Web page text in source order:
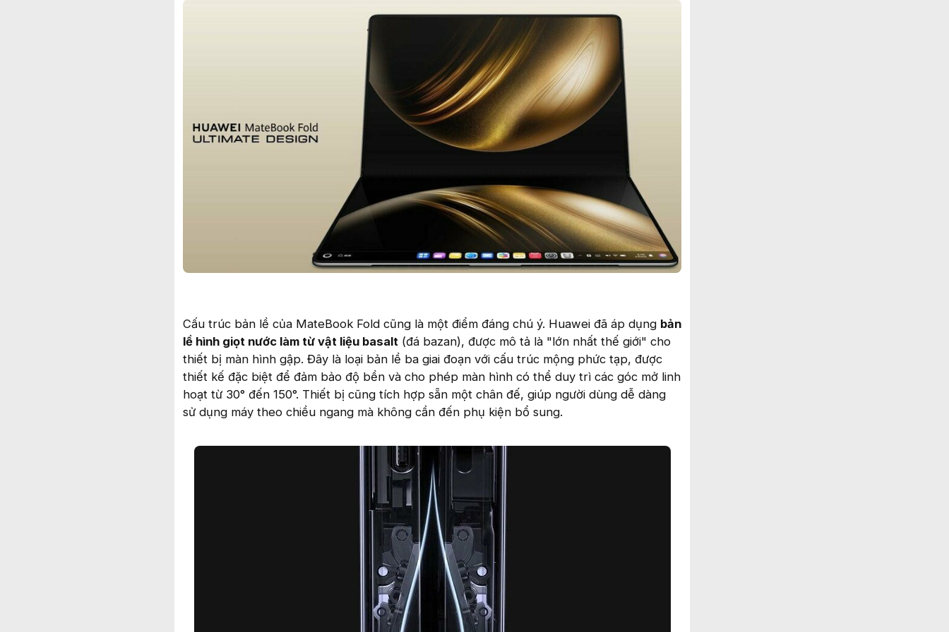
Cấu trúc bản lề của MateBook Fold cũng là một điểm đáng chú ý. Huawei đã áp dụng bản
lề hình giọt nước làm từ vật liệu basalt (đá bazan), được mô tả là "lớn nhất thế giới" cho
thiết bị màn hình gập. Đây là loại bản lề ba giai đoạn với cấu trúc mộng phức tạp, được
thiết kế đặc biệt để đảm bảo độ bền và cho phép màn hình có thể duy trì các góc mở linh
hoạt từ 30° đến 150°. Thiết bị cũng tích hợp sẵn một chân đế, giúp người dùng dễ dàng
sử dụng máy theo chiều ngang mà không cần đến phụ kiện bổ sung.